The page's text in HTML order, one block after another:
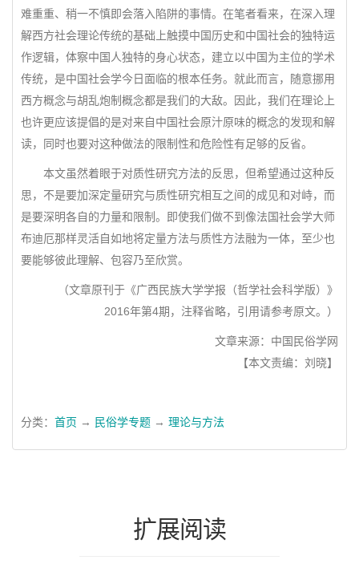
难重重、稍一不慎即会落入陷阱的事情。在笔者看来，在深入理
解西方社会理论传统的基础上触摸中国历史和中国社会的独特运
作逻辑，体察中国人独特的身心状态，建立以中国为主位的学术
传统，是中国社会学今日面临的根本任务。就此而言，随意挪用
西方概念与胡乱炮制概念都是我们的大敌。因此，我们在理论上
也许更应该提倡的是对来自中国社会原汁原味的概念的发现和解
读，同时也要对这种做法的限制性和危险性有足够的反省。
本文虽然着眼于对质性研究方法的反思，但希望通过这种反
思，不是要加深定量研究与质性研究相互之间的成见和对峙，而
是要深明各自的力量和限制。即使我们做不到像法国社会学大师
布迪厄那样灵活自如地将定量方法与质性方法融为一体，至少也
要能够彼此理解、包容乃至欣赏。
（文章原刊于《广西民族大学学报（哲学社会科学版）》
2016年第4期，注释省略，引用请参考原文。）
文章来源：中国民俗学网
【本文责编：刘晓】
分类： 首页 → 民俗学专题 → 理论与方法
扩展阅读